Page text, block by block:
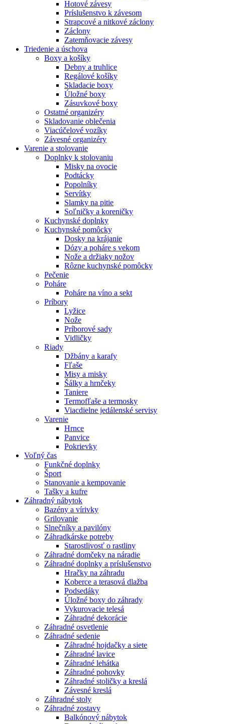
Hotové závesy
Príslušenstvo k závesom
Strapcové a nitkové záclony
Záclony
Zatemňovacie závesy
Triedenie a úschova
Boxy a košíky
Debny a truhlice
Regálové košíky
Skladacie boxy
Úložné boxy
Zásuvkové boxy
Ostatné organizéry
Skladovanie oblečenia
Viacúčelové vozíky
Závesné organizéry
Varenie a stolovanie
Doplnky k stolovaniu
Misky na ovocie
Podtácky
Popolníky
Servítky
Slamky na pitie
Soľničky a koreničky
Kuchynské doplnky
Kuchynské pomôcky
Dosky na krájanie
Dózy a poháre s vekom
Nože a držiaky nožov
Rôzne kuchynské pomôcky
Pečenie
Poháre
Poháre na víno a sekt
Príbory
Lyžice
Nože
Príborové sady
Vidličky
Riady
Džbány a karafy
Fľaše
Misy a misky
Šálky a hrnčeky
Taniere
Termofľaše a termosky
Viacdielne jedálenské servisy
Varenie
Hrnce
Panvice
Pokrievky
Voľný čas
Funkčné doplnky
Šport
Stanovanie a kempovanie
Tašky a kufre
Záhradný nábytok
Bazény a vírivky
Grilovanie
Slnečníky a pavilóny
Záhradkárske potreby
Starostlivosť o rastliny
Záhradné domčeky na náradie
Záhradné doplnky a príslušenstvo
Hračky na záhradu
Koberce a terasová dlažba
Podsedáky
Úložné boxy do záhrady
Vykurovacie telesá
Záhradné dekorácie
Záhradné osvetlenie
Záhradné sedenie
Záhradné hojdačky a siete
Záhradné lavice
Záhradné lehátka
Záhradné pohovky
Záhradné stoličky a kreslá
Závesné kreslá
Záhradné stoly
Záhradné zostavy
Balkónový nábytok